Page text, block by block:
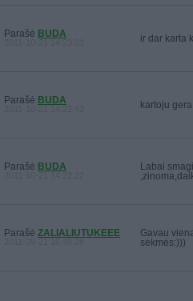
Parašė BUDA ir dar karta
Parašė BUDA kartoju
Parašė BUDA
Labai
Parašė ZALIALIUTUKEEE
Gavau
sėkmės:)))